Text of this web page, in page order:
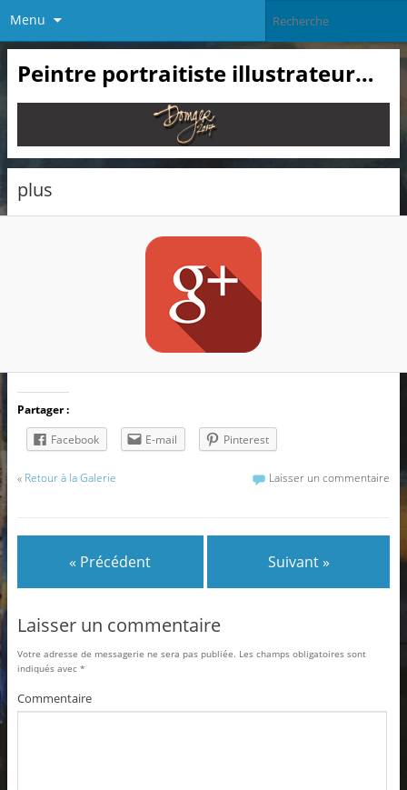
Menu
Peintre portraitiste illustrateur…
plus
Partager :
Facebook
E-mail Pinterest
« Retour à la Galerie Laisser un commentaire
« Précédent Suivant »
Laisser un commentaire
Votre adresse de messagerie ne sera pas publiée. Les champs obligatoires sont
indiqués avec *
Commentaire